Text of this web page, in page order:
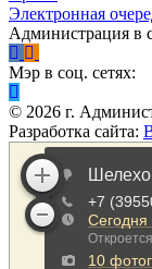
Электронная
Администрация в
Мэр в соц. сетях:
© 2026 г.
Разработка сайта: